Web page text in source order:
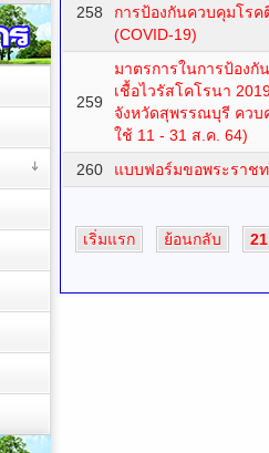
258
การป้องกันควบคุมโรค
(COVID-19)
259
มาตรการในการป้องกั
เชื้อไวรัสโคโรนา
จังหวัดสุพรรณบุรี ควบ
ใช้ 11 - 31 ส.ค. 64)
260
แบบฟอร์มขอพระราช
เริ่มแรก ย้อนกลับ 21